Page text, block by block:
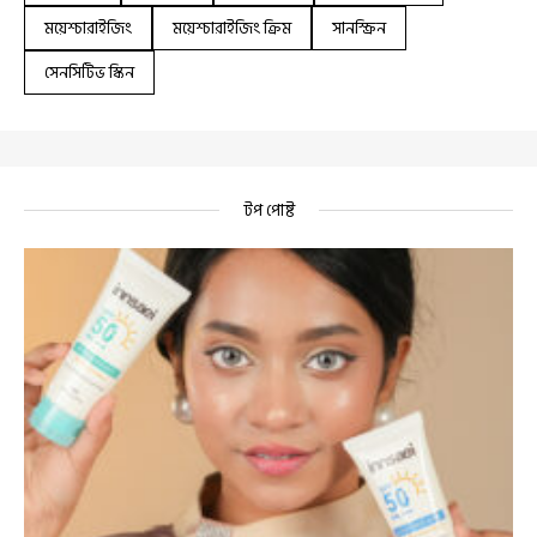
ময়েশ্চারাইজিং ময়েশ্চারাইজিং ক্রিম
সানস্ক্রিন
সেনসিটিভ স্কিন
টপ পোষ্ট